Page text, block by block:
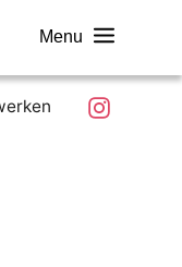
Menu
Instagram